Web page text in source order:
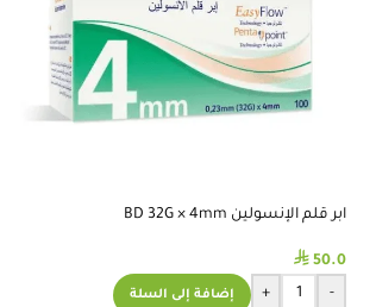
ابر قلم الإنسولين BD 32G × 4mm
⃁ 50.0
-
+ إضافة إلى السلة